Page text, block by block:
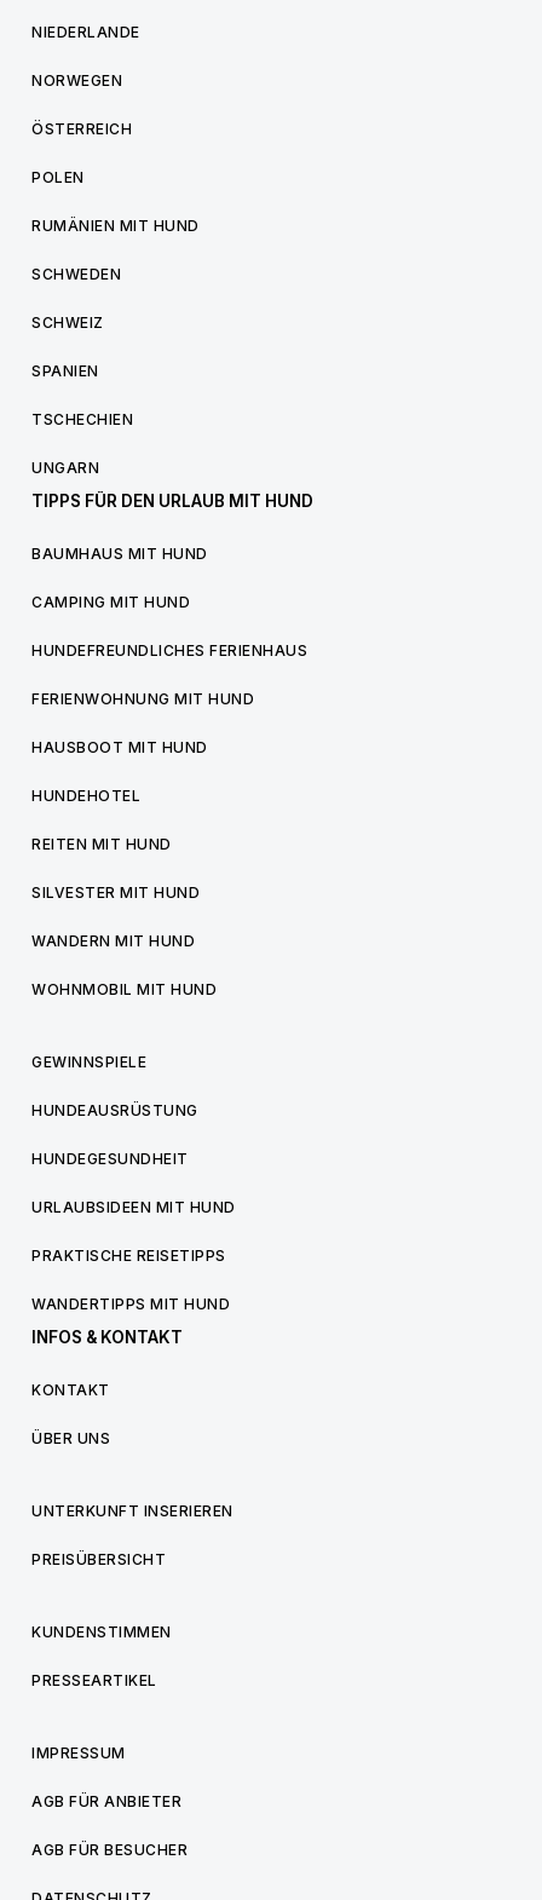
NIEDERLANDE
NORWEGEN
ÖSTERREICH
POLEN
RUMÄNIEN MIT HUND
SCHWEDEN
SCHWEIZ
SPANIEN
TSCHECHIEN
UNGARN
TIPPS FÜR DEN URLAUB MIT HUND
BAUMHAUS MIT HUND
CAMPING MIT HUND
HUNDEFREUNDLICHES FERIENHAUS
FERIENWOHNUNG MIT HUND
HAUSBOOT MIT HUND
HUNDEHOTEL
REITEN MIT HUND
SILVESTER MIT HUND
WANDERN MIT HUND
WOHNMOBIL MIT HUND
GEWINNSPIELE
HUNDEAUSRÜSTUNG
HUNDEGESUNDHEIT
URLAUBSIDEEN MIT HUND
PRAKTISCHE REISETIPPS
WANDERTIPPS MIT HUND
INFOS & KONTAKT
KONTAKT
ÜBER UNS
UNTERKUNFT INSERIEREN
PREISÜBERSICHT
KUNDENSTIMMEN
PRESSEARTIKEL
IMPRESSUM
AGB FÜR ANBIETER
AGB FÜR BESUCHER